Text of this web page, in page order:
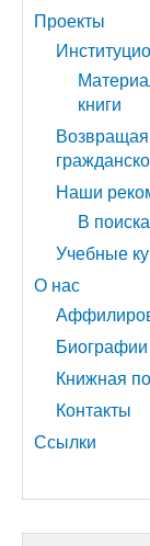
Проекты
книги
Возвращая
Наши
В
Учебные
О нас
Биографии
Книжная
Контакты
Ссылки